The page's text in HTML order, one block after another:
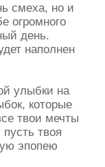
смеха, но и
огромного
день.
наполнен
улыбки на
которые
твои мечты
твоя
эпопею